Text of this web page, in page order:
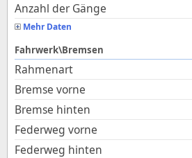
Anzahl der Gänge
Mehr Daten
Fahrwerk\Bremsen
Rahmenart
Bremse vorne
Bremse hinten
Federweg vorne
Federweg hinten